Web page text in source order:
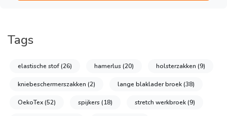
Tags
elastische stof(26) hamerlus(20) holsterzakken (9)
kniebeschermerszakken (2) lange blaklader broek(38)
OekoTex(52) spijkers(18) stretch werkbroek(9)